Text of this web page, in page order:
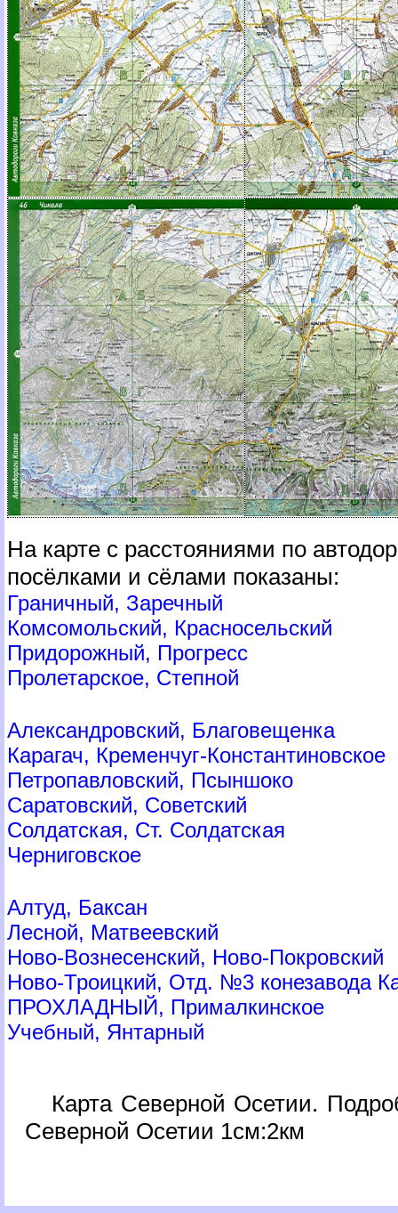
На карте с расстояниями по
посёлками и сёлами показаны:
Граничный, Заречный
Комсомольский, Красносельский
Придорожный, Прогресс
Пролетарское, Степной
Александровский, Благовещенка
Карагач, Кременчуг-Константиновское
Петропавловский, Псыншоко
Саратовский, Советский
Солдатская, Ст. Солдатская
Черниговское
Алтуд, Баксан
Лесной, Матвеевский
Ново-Вознесенский, Ново-Покровский
Ново-Троицкий, Отд. №3 конезавода
ПРОХЛАДНЫЙ, Прималкинское
Учебный, Янтарный
Карта Северной Осетии.
Северной Осетии 1см:2км